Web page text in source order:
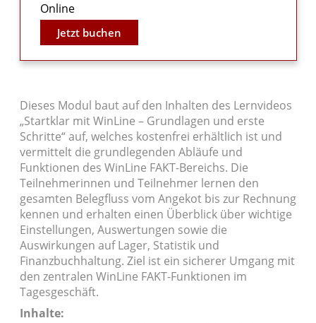
Online
Jetzt buchen
Dieses Modul baut auf den Inhalten des Lernvideos
„Startklar mit WinLine – Grundlagen und erste
Schritte“ auf, welches kostenfrei erhältlich ist und
vermittelt die grundlegenden Abläufe und
Funktionen des WinLine FAKT-Bereichs. Die
Teilnehmerinnen und Teilnehmer lernen den
gesamten Belegfluss vom Angekot bis zur Rechnung
kennen und erhalten einen Überblick über wichtige
Einstellungen, Auswertungen sowie die
Auswirkungen auf Lager, Statistik und
Finanzbuchhaltung. Ziel ist ein sicherer Umgang mit
den zentralen WinLine FAKT-Funktionen im
Tagesgeschäft.
Inhalte: